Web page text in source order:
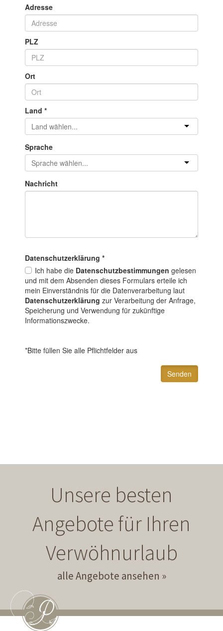
Adresse
PLZ
Ort
Land *
Sprache
Nachricht
Datenschutz­erklärung *
Ich habe die Datenschutzbestimmungen gelesen
und mit dem Absenden dieses Formulars erteile ich
mein Einverständnis für die Datenverarbeitung laut
Datenschutzerklärung zur Verarbeitung der Anfrage,
Speicherung und Verwendung für zukünftige
Informationszwecke.
*Bitte füllen Sie alle Pflichtfelder aus
Senden
Unsere besten
Angebote für Ihren
Verwöhnurlaub
alle Angebote ansehen